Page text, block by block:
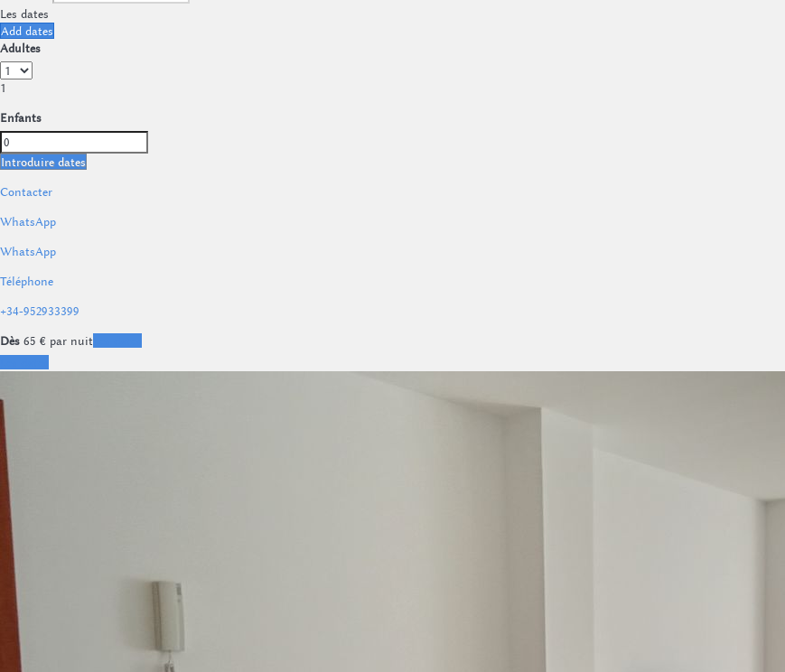
Les dates
Add dates
Adultes
1
Enfants
Introduire dates
Contacter
WhatsApp
WhatsApp
Téléphone
+34-952933399
Dès 65 € par nuit